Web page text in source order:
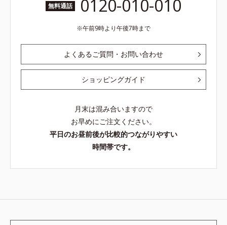
無料通話 0120-010-010
午前9時より午後7時まで
よくあるご質問・お問い合わせ
ショッピングガイド
月末は混み合いますので
お早めにご注文ください。
平日のお昼前後が比較的つながりやすい
時間帯です。